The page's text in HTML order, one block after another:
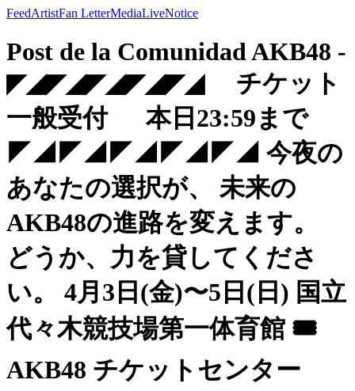
FeedArtistFan LetterMediaLiveNotice
Post de la Comunidad AKB48 -
◤◢◤◢◤◢◤◢◤◢ チケット
一般受付 本日23:59まで
◤◢◤◢◤◢◤◢◤◢ 今夜の
あなたの選択が、 未来の
AKB48の進路を変えます。
どうか、力を貸してくださ
い。 4月3日(金)〜5日(日) 国立
代々木競技場第一体育館 🎟
AKB48 チケットセンター